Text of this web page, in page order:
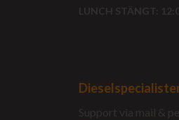
LUNCH STÄNGT:
Support via mail &